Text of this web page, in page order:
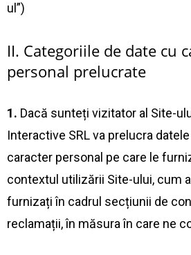
ul”)
II. Categoriile de date cu
personal prelucrate
1. Dacă sunteți vizitator al Site-
Interactive SRL va prelucra
caracter personal pe care le
contextul utilizării Site-ului, cum
furnizați în cadrul secțiunii de
reclamații, în măsura în care ne